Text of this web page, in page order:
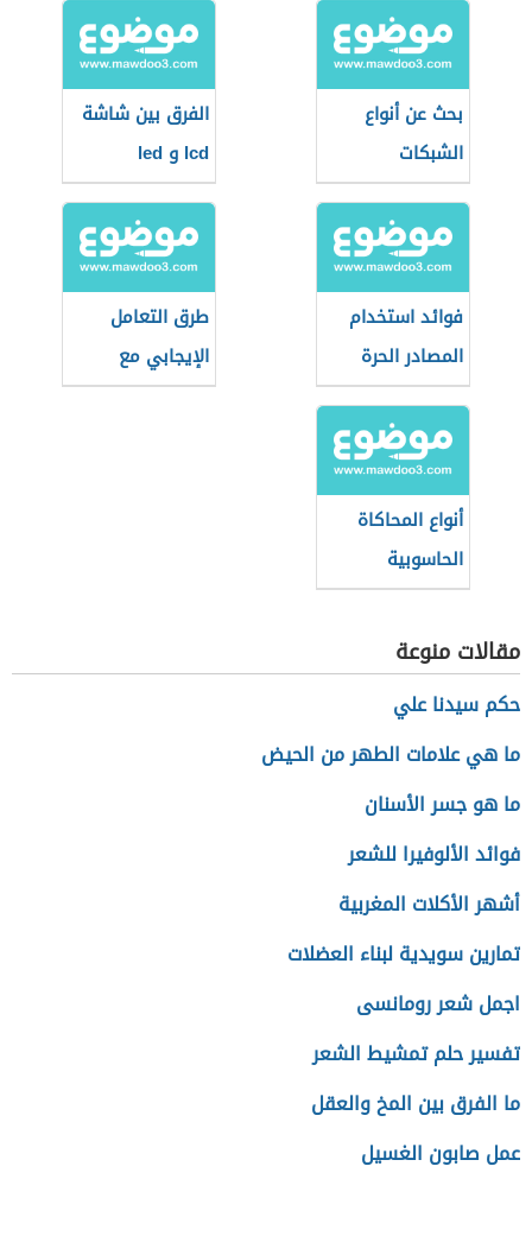
بحث عن أنواع
الشبكات
الفرق بين شاشة
lcd و led
فوائد استخدام
المصادر الحرة
طرق التعامل
الإيجابي مع
وسائل الاتصال
أنواع المحاكاة
الحاسوبية
مقالات منوعة
حكم سيدنا علي
ما هي علامات الطهر من الحيض
ما هو جسر الأسنان
فوائد الألوفيرا للشعر
أشهر الأكلات المغربية
تمارين سويدية لبناء العضلات
اجمل شعر رومانسى
تفسير حلم تمشيط الشعر
ما الفرق بين المخ والعقل
عمل صابون الغسيل